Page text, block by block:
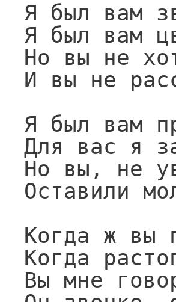
Я был вам
Я был вам
Но вы не
И вы не
Я был вам
Для вас я
Но вы, не
Оставили
Когда ж вы
Когда
Вы мне